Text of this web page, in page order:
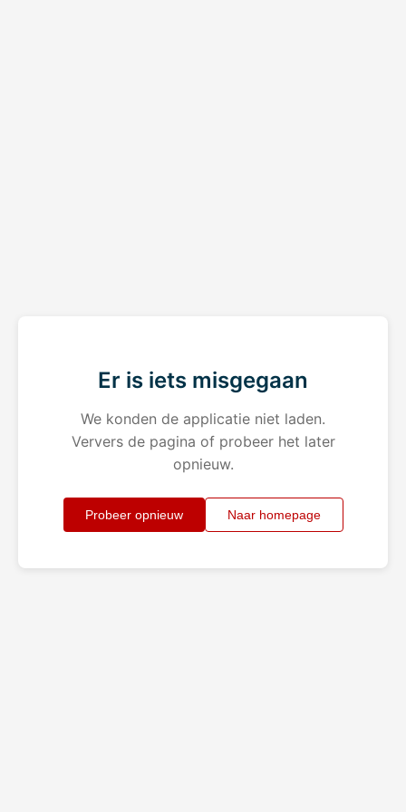
Er is iets misgegaan
We konden de applicatie niet laden.
Ververs de pagina of probeer het later
opnieuw.
Probeer opnieuw Naar homepage